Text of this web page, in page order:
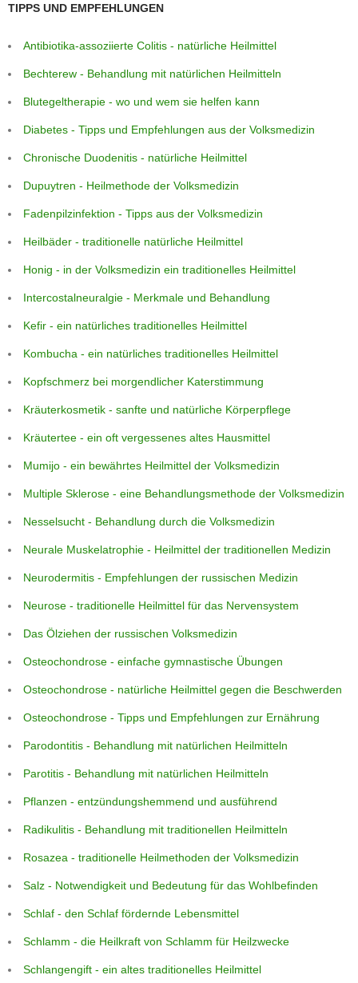
TIPPS UND EMPFEHLUNGEN
Antibiotika-assoziierte Colitis - natürliche Heilmittel
Bechterew - Behandlung mit natürlichen Heilmitteln
Blutegeltherapie - wo und wem sie helfen kann
Diabetes - Tipps und Empfehlungen aus der Volksmedizin
Chronische Duodenitis - natürliche Heilmittel
Dupuytren - Heilmethode der Volksmedizin
Fadenpilzinfektion - Tipps aus der Volksmedizin
Heilbäder - traditionelle natürliche Heilmittel
Honig - in der Volksmedizin ein traditionelles Heilmittel
Intercostalneuralgie - Merkmale und Behandlung
Kefir - ein natürliches traditionelles Heilmittel
Kombucha - ein natürliches traditionelles Heilmittel
Kopfschmerz bei morgendlicher Katerstimmung
Kräuterkosmetik - sanfte und natürliche Körperpflege
Kräutertee - ein oft vergessenes altes Hausmittel
Mumijo - ein bewährtes Heilmittel der Volksmedizin
Multiple Sklerose - eine Behandlungsmethode der Volksmedizin
Nesselsucht - Behandlung durch die Volksmedizin
Neurale Muskelatrophie - Heilmittel der traditionellen Medizin
Neurodermitis - Empfehlungen der russischen Medizin
Neurose - traditionelle Heilmittel für das Nervensystem
Das Ölziehen der russischen Volksmedizin
Osteochondrose - einfache gymnastische Übungen
Osteochondrose - natürliche Heilmittel gegen die Beschwerden
Osteochondrose - Tipps und Empfehlungen zur Ernährung
Parodontitis - Behandlung mit natürlichen Heilmitteln
Parotitis - Behandlung mit natürlichen Heilmitteln
Pflanzen - entzündungshemmend und ausführend
Radikulitis - Behandlung mit traditionellen Heilmitteln
Rosazea - traditionelle Heilmethoden der Volksmedizin
Salz - Notwendigkeit und Bedeutung für das Wohlbefinden
Schlaf - den Schlaf fördernde Lebensmittel
Schlamm - die Heilkraft von Schlamm für Heilzwecke
Schlangengift - ein altes traditionelles Heilmittel